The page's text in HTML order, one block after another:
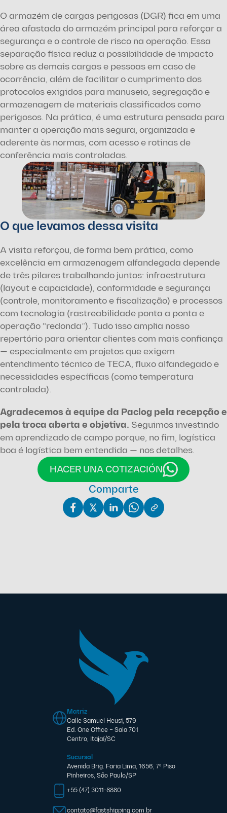
O armazém de cargas perigosas (DGR) fica em uma
área afastada do armazém principal para reforçar a
segurança e o controle de risco na operação. Essa
separação física reduz a possibilidade de impacto
sobre as demais cargas e pessoas em caso de
ocorrência, além de facilitar o cumprimento dos
protocolos exigidos para manuseio, segregação e
armazenagem de materiais classificados como
perigosos. Na prática, é uma estrutura pensada para
manter a operação mais segura, organizada e
aderente às normas, com acesso e rotinas de
conferência mais controladas.
O que levamos dessa visita
A visita reforçou, de forma bem prática, como
excelência em armazenagem alfandegada depende
de três pilares trabalhando juntos: infraestrutura
(layout e capacidade), conformidade e segurança
(controle, monitoramento e fiscalização) e processos
com tecnologia (rastreabilidade ponta a ponta e
operação “redonda”). Tudo isso amplia nosso
repertório para orientar clientes com mais confiança
— especialmente em projetos que exigem
entendimento técnico de TECA, fluxo alfandegado e
necessidades específicas (como temperatura
controlada).
Agradecemos à equipe da Paclog pela recepção e
pela troca aberta e objetiva. Seguimos investindo
em aprendizado de campo porque, no fim, logística
boa é logística bem entendida — nos detalhes.
HACER UNA COTIZACIÓN
Comparte
Matriz
Calle Samuel Heusi, 579
Ed. One Office – Sala 701
Centro, Itajaí/SC
Sucursal
Avenida Brig. Faria Lima, 1656, 7º Piso
Pinheiros, São Paulo/SP
+55 (47) 3011-8880
contato@fastshipping.com.br